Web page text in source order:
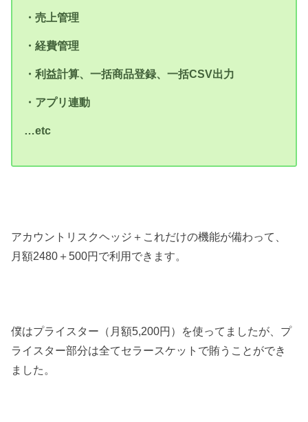
・売上管理
・経費管理
・利益計算、一括商品登録、一括CSV出力
・アプリ連動
…etc
アカウントリスクヘッジ＋これだけの機能が備わって、
月額2480＋500円で利用できます。
僕はプライスター（月額5,200円）を使ってましたが、プ
ライスター部分は全てセラースケットで賄うことができ
ました。